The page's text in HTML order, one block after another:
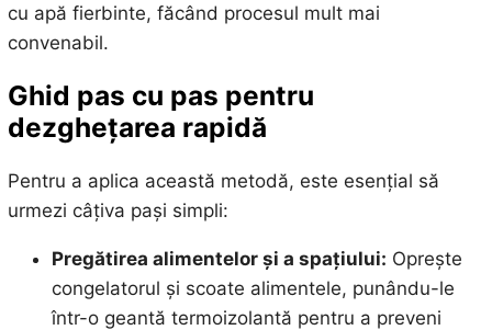
cu apă fierbinte, făcând procesul mult mai
convenabil.
Ghid pas cu pas pentru
dezghețarea rapidă
Pentru a aplica această metodă, este esențial să
urmezi câțiva pași simpli:
Pregătirea alimentelor și a spațiului: Oprește
congelatorul și scoate alimentele, punându-le
într-o geantă termoizolantă pentru a preveni